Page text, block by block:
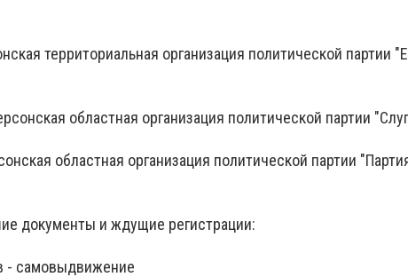
территориальная организация политической партии
областная организация политической партии
областная организация политической партии
документы и ждущие регистрации:
- самовыдвижение